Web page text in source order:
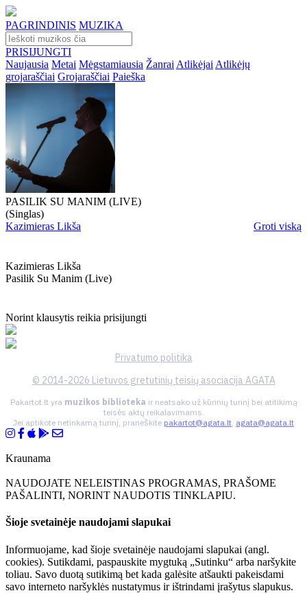
PAGRINDINIS MUZIKA
PRISIJUNGTI
Naujausia Metai Mėgstamiausia Žanrai Atlikėjai Atlikėjų
grojaraščiai Grojaraščiai Paieška
PASILIK SU MANIM (LIVE)
(Singlas)
Kazimieras Likša
Groti viską
Kazimieras Likša
Pasilik Su Manim (live)
Norint klausytis reikia prisijungti
Privatumo politika
© 2014-2026 Lietuvos gretutinių teisių asociacija AGATA
Pakartot.lt yra muzikos biblioteka ir neatsako už kūrinių turinį bei atitikimą
teisės aktų reikalavimams.
Jei aptikote netinkamą turinį, praneškite pakartot@agata.lt, agata@agata.lt
Kraunama
NAUDOJATE NELEISTINAS PROGRAMAS, PRAŠOME
PAŠALINTI, NORINT NAUDOTIS TINKLAPIU.
Šioje svetainėje naudojami slapukai
Informuojame, kad šioje svetainėje naudojami slapukai (angl.
cookies). Sutikdami, paspauskite mygtuką „Sutinku“ arba naršykite
toliau. Savo duotą sutikimą bet kada galėsite atšaukti pakeisdami
savo interneto naršyklės nustatymus ir ištrindami įrašytus slapukus.